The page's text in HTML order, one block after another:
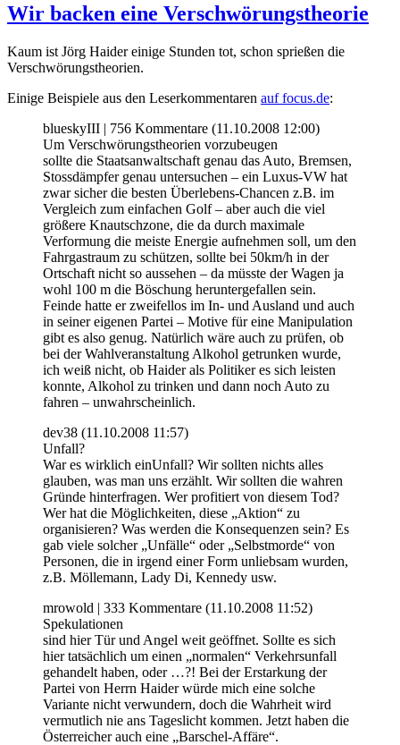
Wir backen eine Verschwörungstheorie
Kaum ist Jörg Haider einige Stunden tot, schon sprießen die
Verschwörungstheorien.
Einige Beispiele aus den Leserkommentaren auf focus.de:
blueskyIII | 756 Kommentare (11.10.2008 12:00)
Um Verschwörungstheorien vorzubeugen
sollte die Staatsanwaltschaft genau das Auto, Bremsen,
Stossdämpfer genau untersuchen – ein Luxus-VW hat
zwar sicher die besten Überlebens-Chancen z.B. im
Vergleich zum einfachen Golf – aber auch die viel
größere Knautschzone, die da durch maximale
Verformung die meiste Energie aufnehmen soll, um den
Fahrgastraum zu schützen, sollte bei 50km/h in der
Ortschaft nicht so aussehen – da müsste der Wagen ja
wohl 100 m die Böschung heruntergefallen sein.
Feinde hatte er zweifellos im In- und Ausland und auch
in seiner eigenen Partei – Motive für eine Manipulation
gibt es also genug. Natürlich wäre auch zu prüfen, ob
bei der Wahlveranstaltung Alkohol getrunken wurde,
ich weiß nicht, ob Haider als Politiker es sich leisten
konnte, Alkohol zu trinken und dann noch Auto zu
fahren – unwahrscheinlich.
dev38 (11.10.2008 11:57)
Unfall?
War es wirklich einUnfall? Wir sollten nichts alles
glauben, was man uns erzählt. Wir sollten die wahren
Gründe hinterfragen. Wer profitiert von diesem Tod?
Wer hat die Möglichkeiten, diese „Aktion“ zu
organisieren? Was werden die Konsequenzen sein? Es
gab viele solcher „Unfälle“ oder „Selbstmorde“ von
Personen, die in irgend einer Form unliebsam wurden,
z.B. Möllemann, Lady Di, Kennedy usw.
mrowold | 333 Kommentare (11.10.2008 11:52)
Spekulationen
sind hier Tür und Angel weit geöffnet. Sollte es sich
hier tatsächlich um einen „normalen“ Verkehrsunfall
gehandelt haben, oder …?! Bei der Erstarkung der
Partei von Herrn Haider würde mich eine solche
Variante nicht verwundern, doch die Wahrheit wird
vermutlich nie ans Tageslicht kommen. Jetzt haben die
Österreicher auch eine „Barschel-Affäre“.